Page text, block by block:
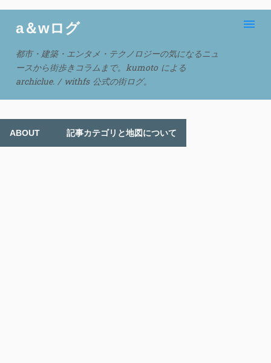
a＆wログ
都市・建築・エンタメ・テクノロジーの気になるニュ
ースから街歩きコラムまで。kumoto による
archiclue. / withfs 公式の街ログ。
ABOUT 記事カテゴリと地図について